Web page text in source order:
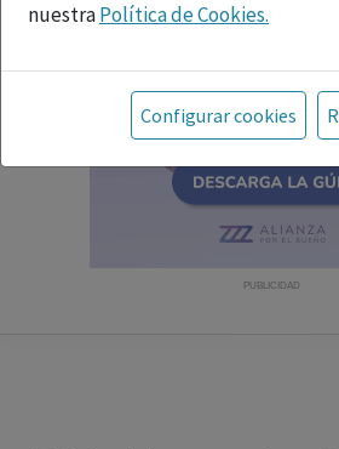
nuestraPolítica de Cookies.
Toda la información incluida en la
referida a productos del mercado
tanto, dirigida a profesionales
facultados para prescribir o
con ejercicio profesional. La
fármacos se facilita a título
Configurar cookies
PUBLICIDAD